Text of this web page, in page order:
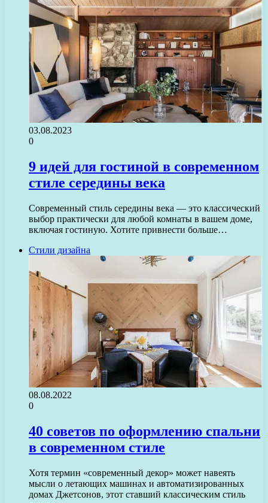
03.08.2023
0
9 идей для гостиной в современном
стиле середины века
Современный стиль середины века — это классический
выбор практически для любой комнаты в вашем доме,
включая гостиную. Хотите привнести больше…
Стили дизайна
08.08.2022
0
40 советов по оформлению спальни
в современном стиле
Хотя термин «современный декор» может навеять
мысли о летающих машинах и автоматизированных
домах Джетсонов, этот ставший классическим стиль